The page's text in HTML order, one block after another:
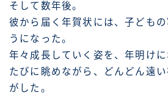
そして数年後。
彼から届く年賀状には、子ども
うになった。
年々成長していく姿を、年明け
たびに眺めながら、どんどん遠
がした。